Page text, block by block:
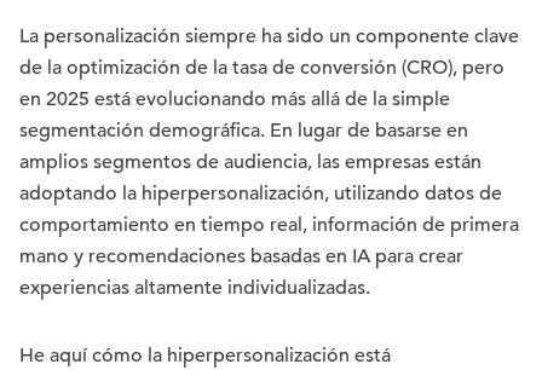
La personalización siempre ha sido un componente clave
de la optimización de la tasa de conversión (CRO), pero
en 2025 está evolucionando más allá de la simple
segmentación demográfica. En lugar de basarse en
amplios segmentos de audiencia, las empresas están
adoptando la hiperpersonalización, utilizando datos de
comportamiento en tiempo real, información de primera
mano y recomendaciones basadas en IA para crear
experiencias altamente individualizadas.
He aquí cómo la hiperpersonalización está